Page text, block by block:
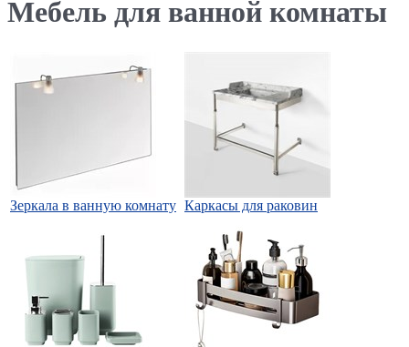
Мебель для ванной комнаты
Зеркала в ванную комнату Каркасы для раковин